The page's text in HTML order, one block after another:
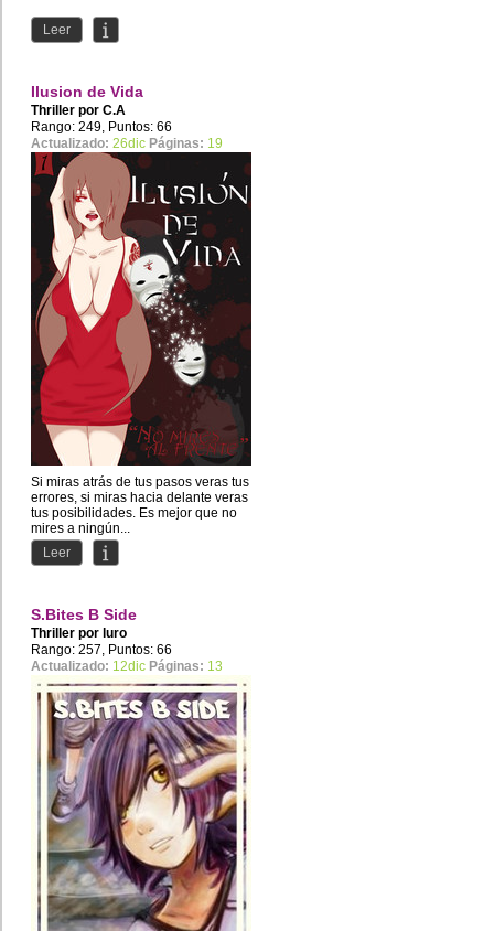
Leer
Ilusion de Vida
Thriller por C.A
Rango: 249, Puntos: 66
Actualizado: 26dic Páginas: 19
Si miras atrás de tus pasos veras tus
errores, si miras hacia delante veras
tus posibilidades. Es mejor que no
mires a ningún...
Leer
S.Bites B Side
Thriller por luro
Rango: 257, Puntos: 66
Actualizado: 12dic Páginas: 13